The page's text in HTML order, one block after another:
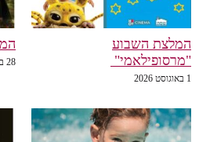
המלצת השבוע
"מרסופילאמי"
1 באוגוסט 2026
28 ביולי 2026